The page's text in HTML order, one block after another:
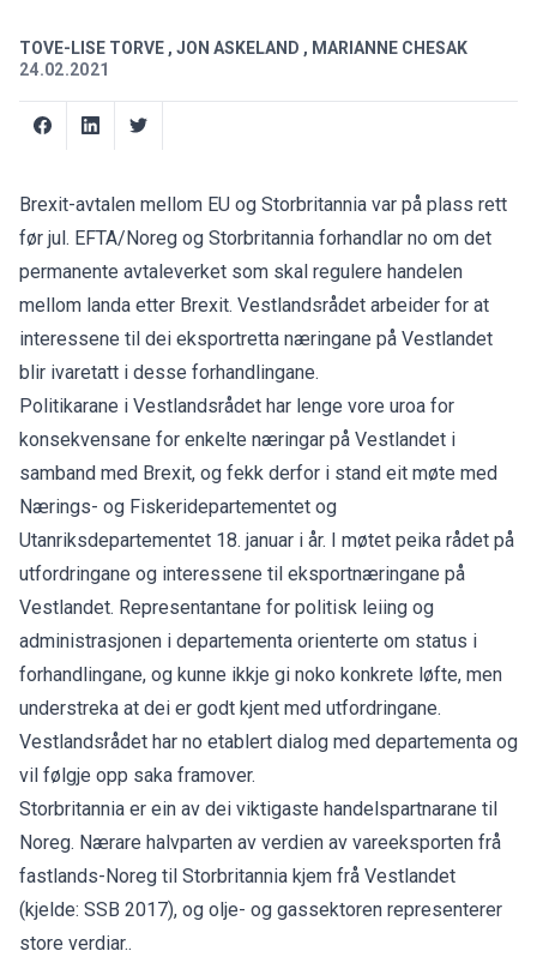
TOVE-LISE TORVE , JON ASKELAND , MARIANNE CHESAK
24.02.2021
Brexit-avtalen mellom EU og Storbritannia var på plass rett
før jul. EFTA/Noreg og Storbritannia forhandlar no om det
permanente avtaleverket som skal regulere handelen
mellom landa etter Brexit. Vestlandsrådet arbeider for at
interessene til dei eksportretta næringane på Vestlandet
blir ivaretatt i desse forhandlingane.
Politikarane i Vestlandsrådet har lenge vore uroa for
konsekvensane for enkelte næringar på Vestlandet i
samband med Brexit, og fekk derfor i stand eit møte med
Nærings- og Fiskeridepartementet og
Utanriksdepartementet 18. januar i år. I møtet peika rådet på
utfordringane og interessene til eksportnæringane på
Vestlandet. Representantane for politisk leiing og
administrasjonen i departementa orienterte om status i
forhandlingane, og kunne ikkje gi noko konkrete løfte, men
understreka at dei er godt kjent med utfordringane.
Vestlandsrådet har no etablert dialog med departementa og
vil følgje opp saka framover.
Storbritannia er ein av dei viktigaste handelspartnarane til
Noreg. Nærare halvparten av verdien av vareeksporten frå
fastlands-Noreg til Storbritannia kjem frå Vestlandet
(kjelde: SSB 2017), og olje- og gassektoren representerer
store verdiar..